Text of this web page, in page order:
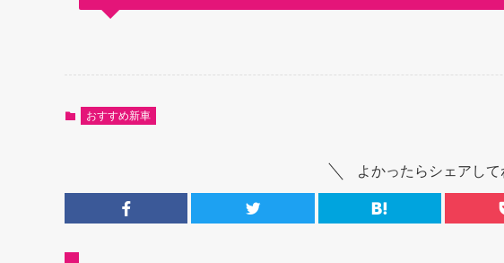
おすすめ新車
よかったらシェアして